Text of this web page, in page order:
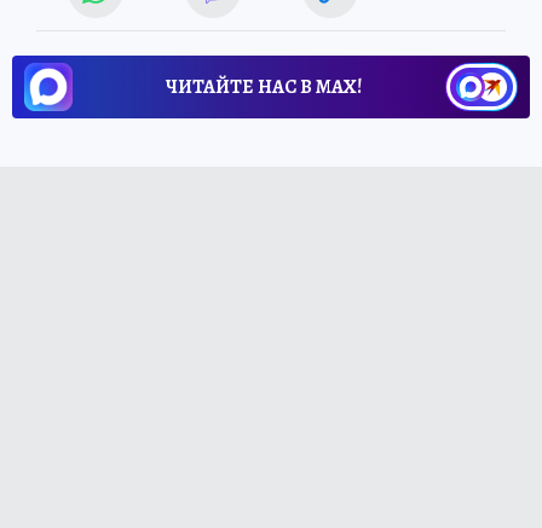
ЧИТАЙТЕ НАС В МАХ!